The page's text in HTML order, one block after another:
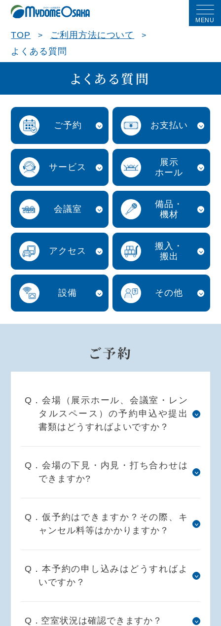
MENU
TOP
ご利用方法について
よくある質問
よくある質問
ご予約 お支払い
サービス
展示
ホール
会議室
備品・
機材
アクセス
搬入・
搬出
設備 その他
ご予約
Q．会場（展示ホール、会議室・レン
タルスペース）の予約申込や提出
書類はどうすればよいですか？
Q．会場の下見・内見・打ち合わせは
できますか?
Q．仮予約はできますか？その際、キ
ャンセル料等はかかりますか？
Q．本予約の申し込みはどうすればよ
いですか？
Q．空室状況は確認できますか？